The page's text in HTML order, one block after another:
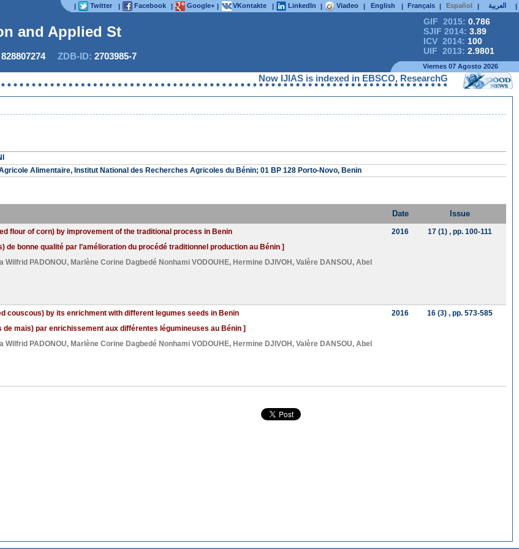
| Twitter | Facebook | Google+ | VKontakte | LinkedIn | Viadeo | English | Français | Español | العربية |
GIF 2015: 0.786
SJIF 2014: 3.89
ICV 2014: 100
UIF 2013: 2.9801
and Applied Stud
828807274ZDB-ID: 2703985-7
Viernes 07 Agosto 2026
Now IJIAS is indexed in EBSCO, ResearchGate, ProQuest,
Alimentaire, Institut National des Recherches Agricoles du Bénin; 01 BP 128 Porto-Novo, Benin
Date Issue
flour of corn) by improvement of the traditional process in Benin
bonne qualité par l’amélioration du procédé traditionnel production au Bénin ]
Wilfrid PADONOU, Marlène Corine Dagbedé Nonhami VODOUHE, Hermine DJIVOH , Valère DANSOU, Abel
2016 17 (1), pp. 100-111
couscous) by its enrichment with different legumes seeds in Benin
maïs) par enrichissement aux différentes légumineuses au Bénin ]
Wilfrid PADONOU, Marlène Corine Dagbedé Nonhami VODOUHE, Hermine DJIVOH , Valère DANSOU, Abel
2016 16 (3), pp. 573-585